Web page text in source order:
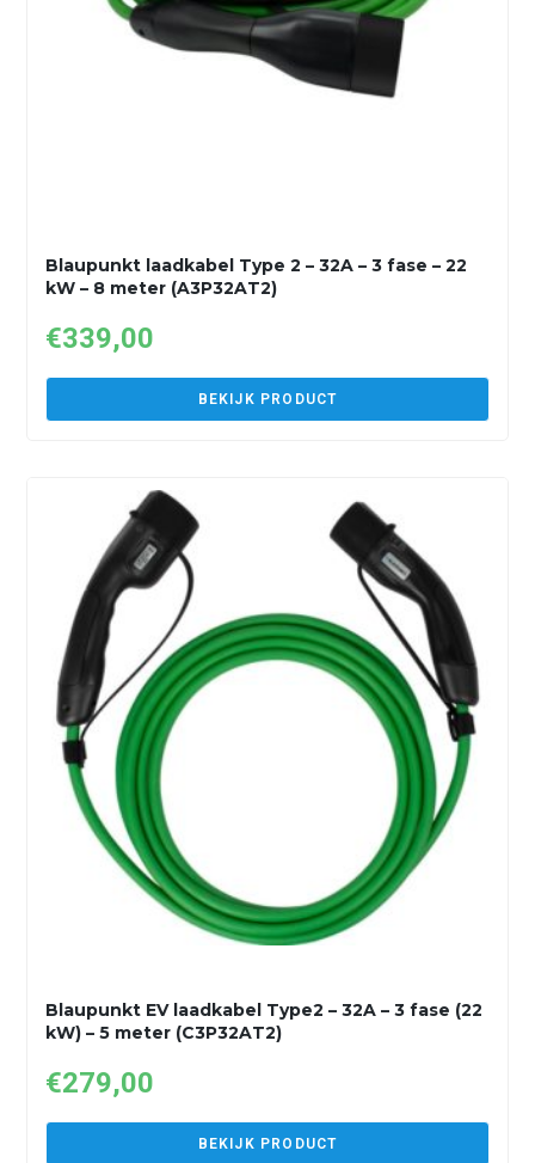
Blaupunkt laadkabel Type 2 – 32A – 3 fase – 22
kW – 8 meter (A3P32AT2)
€339,00
BEKIJK PRODUCT
Blaupunkt EV laadkabel Type2 – 32A – 3 fase (22
kW) – 5 meter (C3P32AT2)
€279,00
BEKIJK PRODUCT